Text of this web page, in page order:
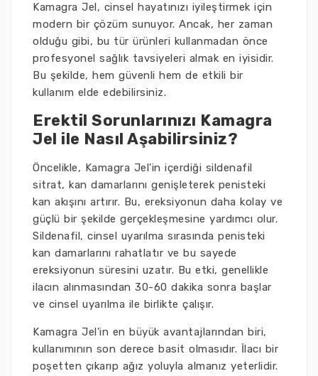
Kamagra Jel, cinsel hayatınızı iyileştirmek için
modern bir çözüm sunuyor. Ancak, her zaman
olduğu gibi, bu tür ürünleri kullanmadan önce
profesyonel sağlık tavsiyeleri almak en iyisidir.
Bu şekilde, hem güvenli hem de etkili bir
kullanım elde edebilirsiniz.
Erektil Sorunlarınızı Kamagra
Jel ile Nasıl Aşabilirsiniz?
Öncelikle, Kamagra Jel'in içerdiği sildenafil
sitrat, kan damarlarını genişleterek penisteki
kan akışını artırır. Bu, ereksiyonun daha kolay ve
güçlü bir şekilde gerçekleşmesine yardımcı olur.
Sildenafil, cinsel uyarılma sırasında penisteki
kan damarlarını rahatlatır ve bu sayede
ereksiyonun süresini uzatır. Bu etki, genellikle
ilacın alınmasından 30-60 dakika sonra başlar
ve cinsel uyarılma ile birlikte çalışır.
Kamagra Jel'in en büyük avantajlarından biri,
kullanımının son derece basit olmasıdır. İlacı bir
poşetten çıkarıp ağız yoluyla almanız yeterlidir.